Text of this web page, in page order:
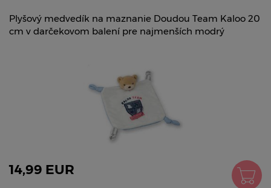
Plyšový medvedík na maznanie Doudou Team Kaloo 20
cm v darčekovom balení pre najmenších modrý
14,99 EUR